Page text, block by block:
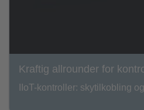
Kraftig allrounder for
IIoT-kontroller: skytilkobling